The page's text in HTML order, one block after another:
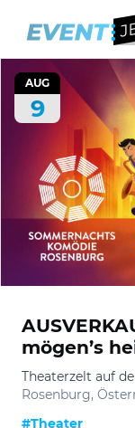
AUG
9
mögen’s
Theaterzelt auf
Rosenburg,
#Theater